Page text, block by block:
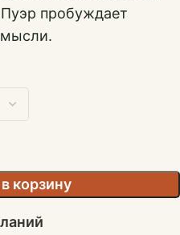
пробуждает
мысли.
корзину